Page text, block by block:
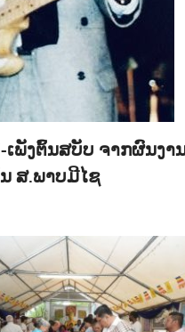
ເພັງຕົ້ນສບັບ ຈາກຜົນງາ
ສ.ພາບມີໄຊ